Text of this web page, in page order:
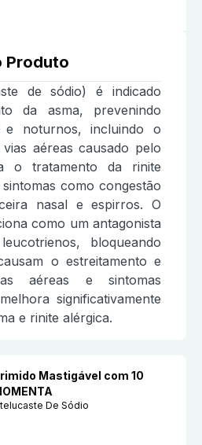
Produto
de sódio) é indicado
da asma, prevenindo
e noturnos, incluindo o
aéreas causado pelo
o tratamento da rinite
como congestão
nasal e espirros. O
como um antagonista
bloqueando
o estreitamento e
aéreas e sintomas
significativamente
e rinite alérgica.
Mastigável com 10
De Sódio